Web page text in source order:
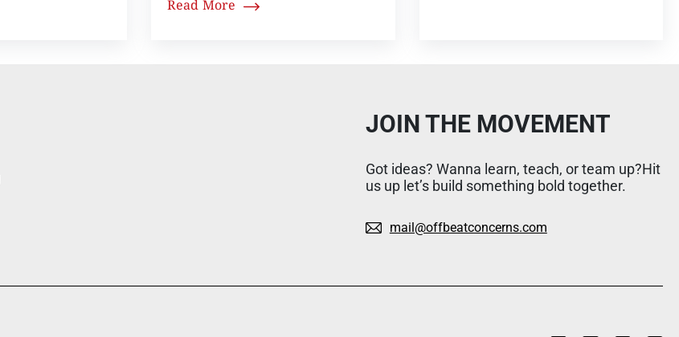
Read More
JOIN THE MOVEMENT
Got ideas? Wanna learn, teach, or team up?Hit
us up let’s build something bold together.
mail@offbeatconcerns.com